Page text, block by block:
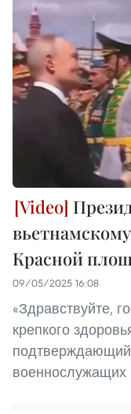
Красной
09/05/2025 16:08
«Здравствуйте,
крепкого
подтверждающий